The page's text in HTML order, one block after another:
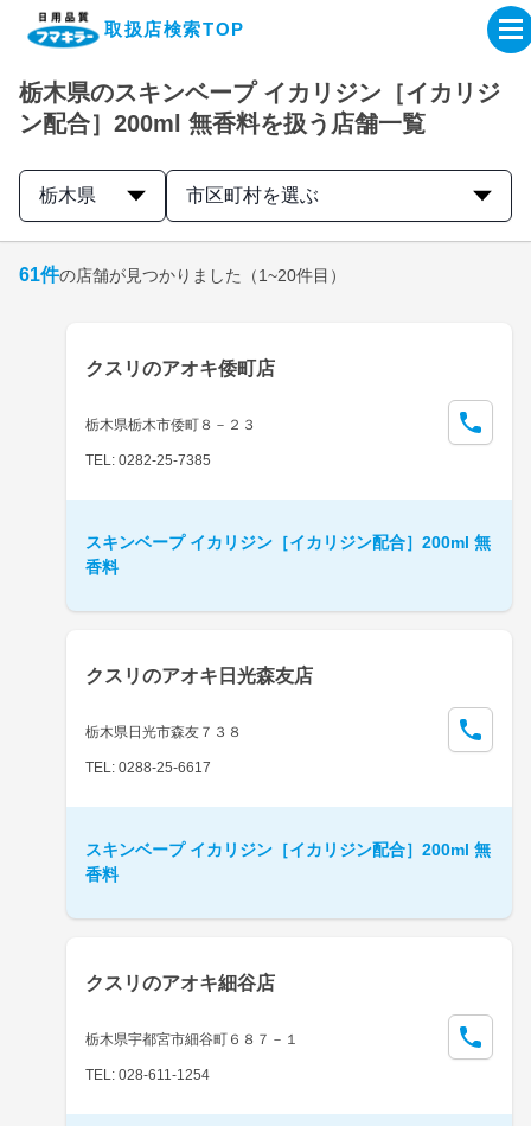
取扱店検索TOP
企業・IR情報サイト
製品情報サイト
取扱店検索はこちら
栃木県のスキンベープ イカリジン［イカリジ
ン配合］200ml 無香料を扱う店舗一覧
栃木県 市区町村を選ぶ
61件の店舗が見つかりました （1~20件目）
クスリのアオキ倭町店
栃木県栃木市倭町８－２３
TEL: 0282-25-7385
スキンベープ イカリジン［イカリジン配合］200ml 無
香料
クスリのアオキ日光森友店
栃木県日光市森友７３８
TEL: 0288-25-6617
スキンベープ イカリジン［イカリジン配合］200ml 無
香料
クスリのアオキ細谷店
栃木県宇都宮市細谷町６８７－１
TEL: 028-611-1254